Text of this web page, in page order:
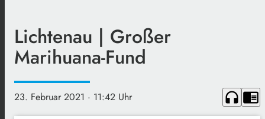
Lichtenau | Großer
Marihuana-Fund
23. Februar 2021 · 11:42 Uhr headphones chrome_reader_mode